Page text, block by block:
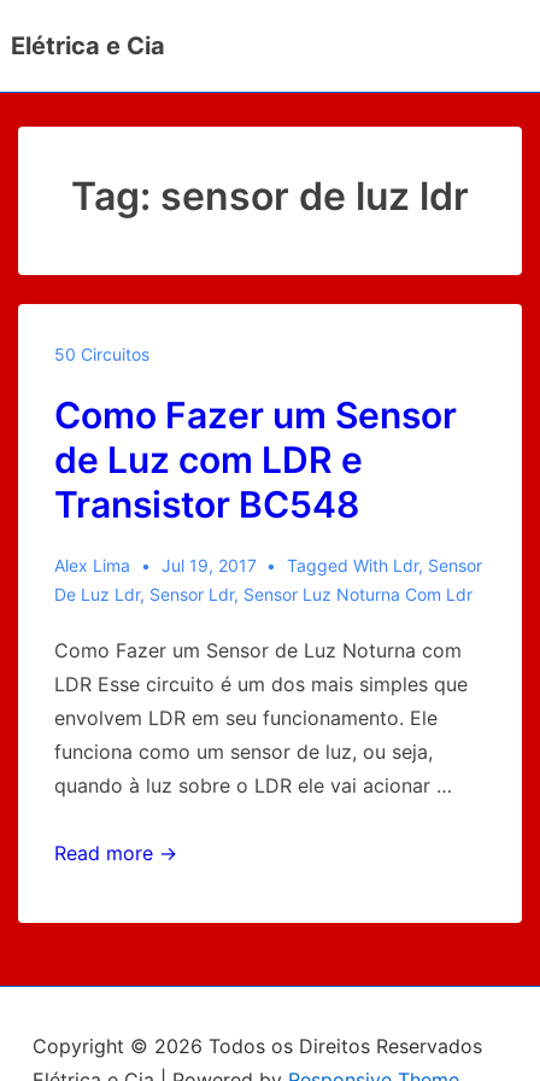
Principal
Elétrica e Cia
Tag: sensor de luz ldr
50 Circuitos
Como Fazer um Sensor
de Luz com LDR e
Transistor BC548
Alex Lima Jul 19, 2017 Tagged With Ldr, Sensor
De Luz Ldr, Sensor Ldr, Sensor Luz Noturna Com Ldr
Como Fazer um Sensor de Luz Noturna com
LDR Esse circuito é um dos mais simples que
envolvem LDR em seu funcionamento. Ele
funciona como um sensor de luz, ou seja,
quando à luz sobre o LDR ele vai acionar …
Como
um
de
com
Read more →
Copyright © 2026 Todos os Direitos Reservados